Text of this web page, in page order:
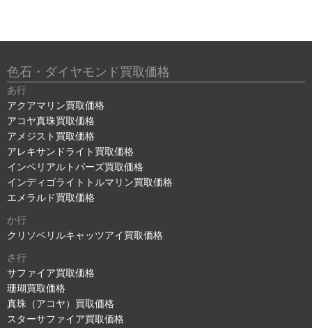
色石・ダイヤモンド買取価格
あ行
アクアマリン買取価格
アコヤ真珠買取価格
アメジスト買取価格
アレキサンドライト買取価格
インペリアルトパーズ買取価格
インディゴライトトルマリン買取価格
エメラルド買取価格
か行
クリソベリルキャッツアイ買取価格
さ行
サファイア買取価格
珊瑚買取価格
真珠（アコヤ）買取価格
スターサファイア買取価格